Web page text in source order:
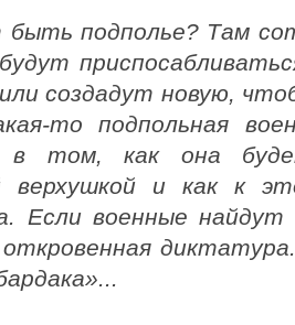
быть подполье? Там
создадут новую,
то подпольная
в том, как она
верхушкой и как к
Если военные